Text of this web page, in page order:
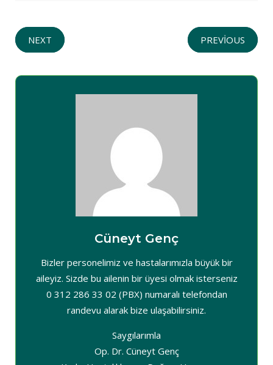
NEXT PREVIOUS
Cüneyt Genç
Bizler personelimiz ve hastalarımızla büyük bir
aileyiz. Sizde bu ailenin bir üyesi olmak isterseniz
0 312 286 33 02 (PBX) numaralı telefondan
randevu alarak bize ulaşabilirsiniz.
Saygılarımla
Op. Dr. Cüneyt Genç